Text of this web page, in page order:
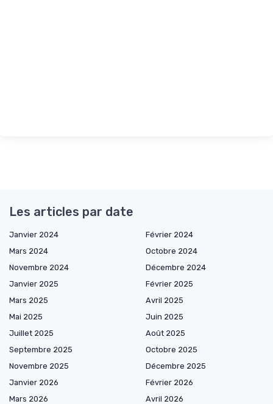
Les articles par date
Janvier 2024
Février 2024
Mars 2024
Octobre 2024
Novembre 2024
Décembre 2024
Janvier 2025
Février 2025
Mars 2025
Avril 2025
Mai 2025
Juin 2025
Juillet 2025
Août 2025
Septembre 2025
Octobre 2025
Novembre 2025
Décembre 2025
Janvier 2026
Février 2026
Mars 2026
Avril 2026